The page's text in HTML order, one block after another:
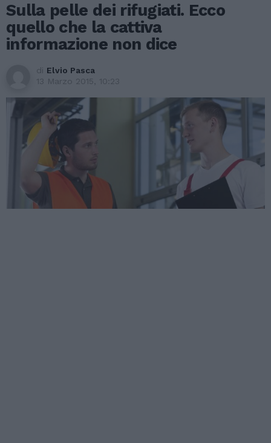
Sulla pelle dei rifugiati. Ecco
quello che la cattiva
informazione non dice
di Elvio Pasca
13 Marzo 2015, 10:23